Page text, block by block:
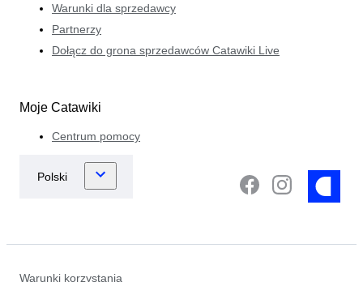
Warunki dla sprzedawcy
Partnerzy
Dołącz do grona sprzedawców Catawiki Live
Moje Catawiki
Centrum pomocy
Warunki korzystania